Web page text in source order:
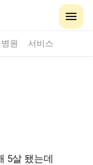
원 서비스
5살 됐는데